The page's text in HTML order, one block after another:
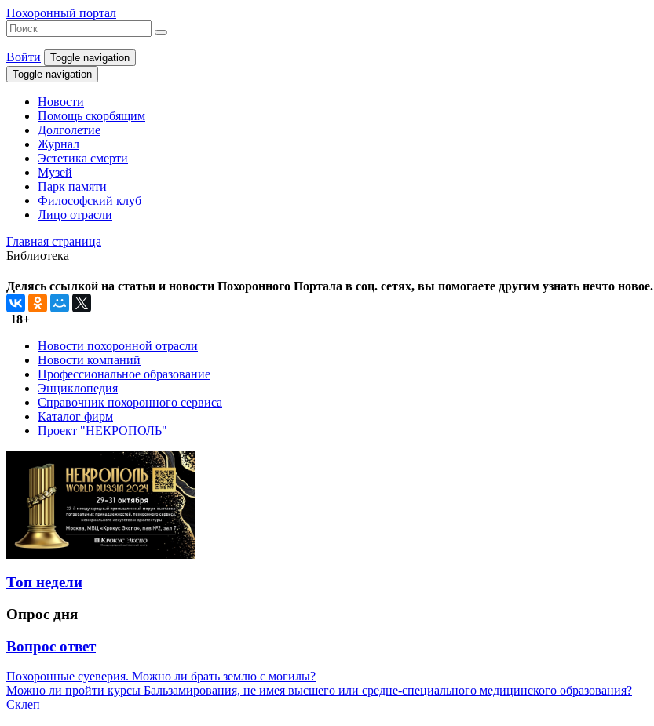
Похоронный портал
Войти
Toggle navigation
Toggle navigation
Новости
Помощь скорбящим
Долголетие
Журнал
Эстетика смерти
Музей
Парк памяти
Философский клуб
Лицо отрасли
Главная страница
Библиотека
Делясь ссылкой на статьи и новости Похоронного Портала в соц. сетях, вы помогаете другим узнать нечто новое.
18+
Новости похоронной отрасли
Новости компаний
Профессиональное образование
Энциклопедия
Справочник похоронного сервиса
Каталог фирм
Проект "НЕКРОПОЛЬ"
Топ недели
Опрос дня
Вопрос ответ
Похоронные суеверия. Можно ли брать землю с могилы?
Можно ли пройти курсы Бальзамирования, не имея высшего или средне-специального медицинского образования?
Склеп